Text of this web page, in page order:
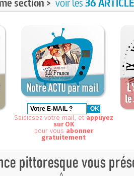
Saisissez votre mail, et appuyez
sur OK
pour vous abonner
gratuitement